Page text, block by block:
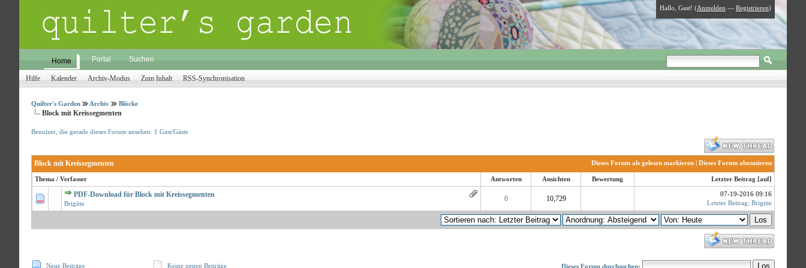
Hallo, Gast! (Anmelden — Registrieren)
Home Portal Suchen
Hilfe Kalender Archiv-Modus Zum Inhalt RSS-Synchronisation
Quilter's Garden Archiv Blöcke
Block mit Kreissegmenten
Benutzer, die gerade dieses Forum ansehen: 1 Gast/Gäste
Dieses Forum als gelesen markieren | Dieses Forum abonnieren
Block mit Kreissegmenten
Thema / Verfasser Antworten Ansichten Bewertung Letzter Beitrag [auf]
PDF-Download für Block mit Kreissegmenten
Brigitte
0 10,729
07-19-2016 09:16
Letzter Beitrag: Brigitte
Neue Beiträge
Keine neuen Beiträge
Dieses Forum durchsuchen: